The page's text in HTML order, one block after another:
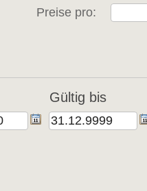
Preise pro:
Gültig bis